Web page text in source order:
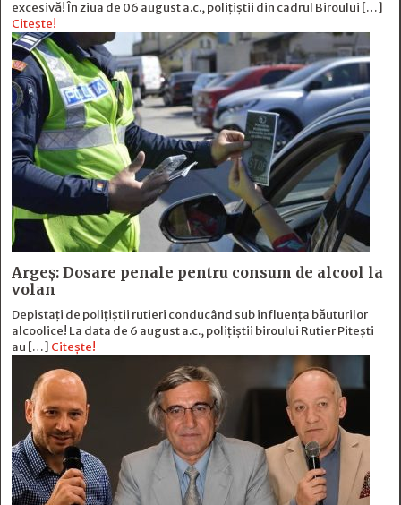
excesivă! În ziua de 06 august a.c., polițiștii din cadrul Biroului […]
Citește!
Argeș: Dosare penale pentru consum de alcool la
volan
Depistați de polițiștii rutieri conducând sub influența băuturilor
alcoolice! La data de 6 august a.c., polițiștii biroului Rutier Pitești
au […] Citește!